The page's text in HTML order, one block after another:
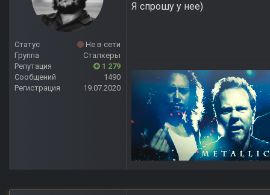
Статус
Не в сети
Группа
Сталкеры
Репутация
1 279
Сообщений
1490
Регистрация
19.07.2020
Я спрошу у нее)